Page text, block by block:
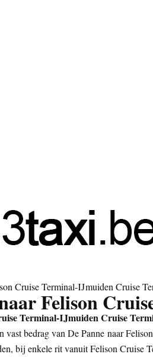
Cruise Terminal-IJmuiden Cruise
Felison
Terminal-IJmuiden Cruise
vast bedrag van De Panne naar
bij enkele rit vanuit Felison Cruise